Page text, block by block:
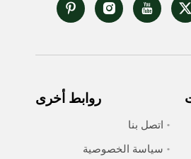
روابط أخرى
اتصل بنا
سياسة الخصوصية